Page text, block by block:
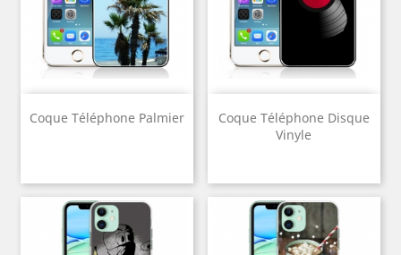
Coque Téléphone Palmier
Coque Téléphone Disque
Vinyle